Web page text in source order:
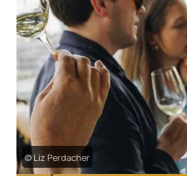
© Liz Perdacher